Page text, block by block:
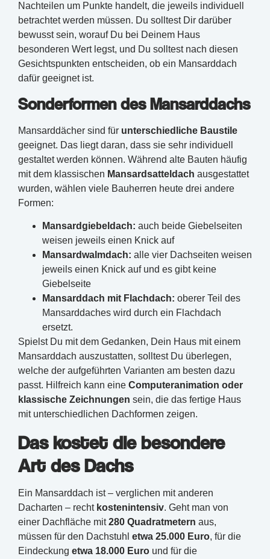
Nachteilen um Punkte handelt, die jeweils individuell
betrachtet werden müssen. Du solltest Dir darüber
bewusst sein, worauf Du bei Deinem Haus
besonderen Wert legst, und Du solltest nach diesen
Gesichtspunkten entscheiden, ob ein Mansarddach
dafür geeignet ist.
Sonderformen des Mansarddachs
Mansarddächer sind für unterschiedliche Baustile
geeignet. Das liegt daran, dass sie sehr individuell
gestaltet werden können. Während alte Bauten häufig
mit dem klassischen Mansardsatteldach ausgestattet
wurden, wählen viele Bauherren heute drei andere
Formen:
Mansardgiebeldach: auch beide Giebelseiten
weisen jeweils einen Knick auf
Mansardwalmdach: alle vier Dachseiten weisen
jeweils einen Knick auf und es gibt keine
Giebelseite
Mansarddach mit Flachdach: oberer Teil des
Mansarddaches wird durch ein Flachdach
ersetzt.
Spielst Du mit dem Gedanken, Dein Haus mit einem
Mansarddach auszustatten, solltest Du überlegen,
welche der aufgeführten Varianten am besten dazu
passt. Hilfreich kann eine Computeranimation oder
klassische Zeichnungen sein, die das fertige Haus
mit unterschiedlichen Dachformen zeigen.
Das kostet die besondere
Art des Dachs
Ein Mansarddach ist – verglichen mit anderen
Dacharten – recht kostenintensiv. Geht man von
einer Dachfläche mit280 Quadratmetern aus,
müssen für den Dachstuhl etwa 25.000 Euro, für die
Eindeckung etwa 18.000 Euro und für die